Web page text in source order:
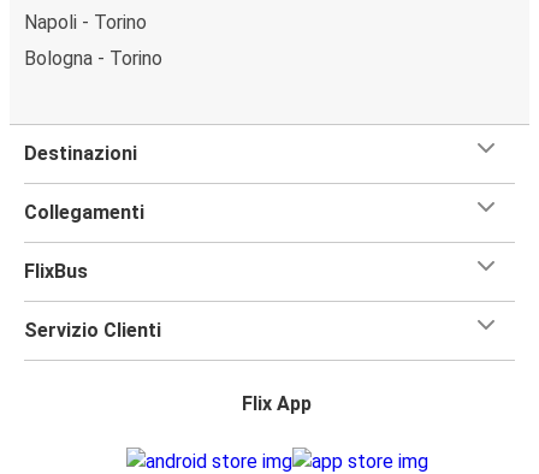
Napoli - Torino
Bologna - Torino
Destinazioni
Collegamenti
FlixBus
Servizio Clienti
Flix App